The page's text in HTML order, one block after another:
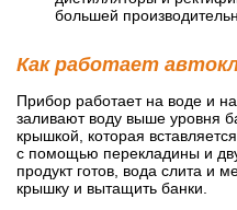
большей
Как работает
Прибор работает на воде и
заливают воду выше уровня
крышкой, которая
с помощью перекладины и
продукт готов, вода слита и
крышку и вытащить банки.